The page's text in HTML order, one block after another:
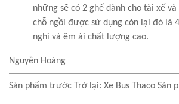
những sẽ có 2 ghế dành cho tài xế và
chỗ ngồi được sử dụng còn lại đó là
nghi và êm ái chất lượng cao.
Nguyễn Hoàng
Sản phẩm trước Trở lại: Xe Bus Thaco Sản